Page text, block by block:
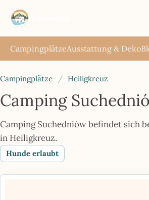
CampingplätzeAusstattung & Deko
Campingplätze / Heiligkreuz
Camping
Camping Suchedniów befindet sich
in Heiligkreuz.
Hunde erlaubt